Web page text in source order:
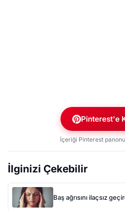
Pinterest'e
İçeriği Pinterest
İlginizi Çekebilir
Baş ağrısını ilaçsız